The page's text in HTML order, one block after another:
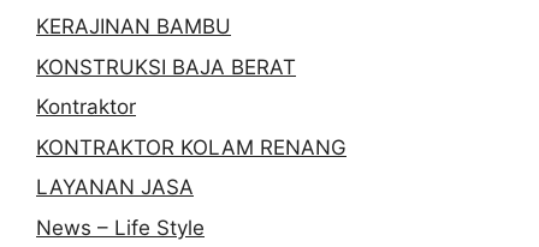
KERAJINAN BAMBU
KONSTRUKSI BAJA BERAT
Kontraktor
KONTRAKTOR KOLAM RENANG
LAYANAN JASA
News – Life Style